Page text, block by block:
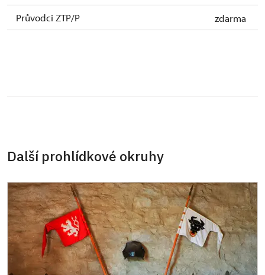
Průvodci ZTP/P
zdarma
Další prohlídkové okruhy